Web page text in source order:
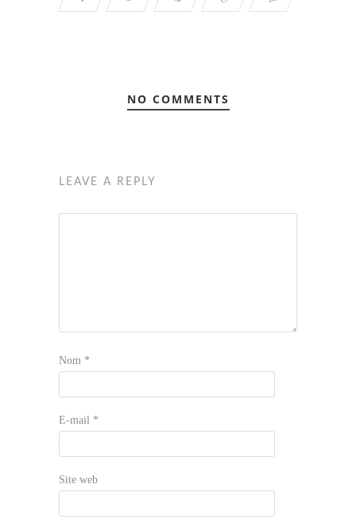
NO COMMENTS
LEAVE A REPLY
Nom *
E-mail *
Site web